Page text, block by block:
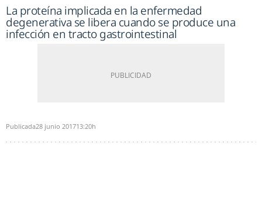
La proteína implicada en la enfermedad
degenerativa se libera cuando se produce una
infección en tracto gastrointestinal
Publicada28 junio 201713:20h